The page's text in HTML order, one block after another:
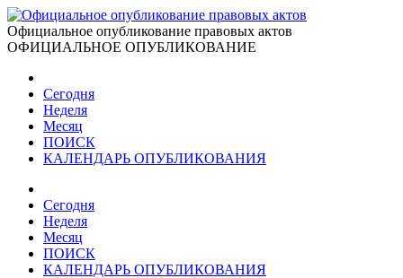
Официальное опубликование правовых актов
ОФИЦИАЛЬНОЕ ОПУБЛИКОВАНИЕ
Сегодня
Неделя
Месяц
ПОИСК
КАЛЕНДАРЬ ОПУБЛИКОВАНИЯ
Сегодня
Неделя
Месяц
ПОИСК
КАЛЕНДАРЬ ОПУБЛИКОВАНИЯ